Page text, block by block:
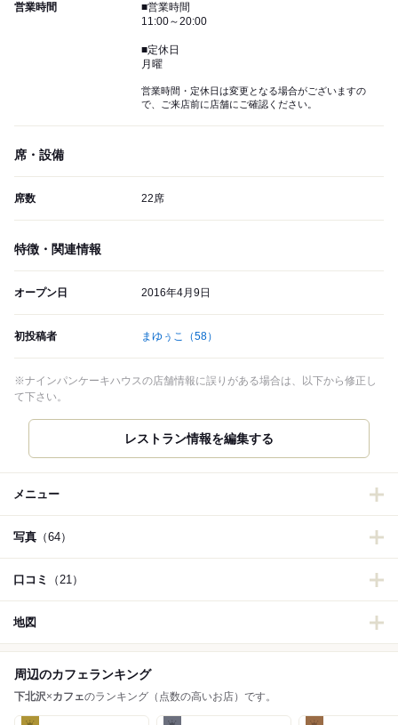
営業時間
■営業時間
11:00～20:00
■定休日
月曜
営業時間・定休日は変更となる場合がございますの
で、ご来店前に店舗にご確認ください。
席・設備
席数 22席
特徴・関連情報
オープン日 2016年4月9日
初投稿者 まゆぅこ （58）
※ナインパンケーキハウスの店舗情報に誤りがある場合は、以下から修正し
て下さい。
レストラン情報を編集する
メニュー
写真 （64）
口コミ （21）
地図
周辺のカフェランキング
下北沢×カフェのランキング（点数の高いお店）です。